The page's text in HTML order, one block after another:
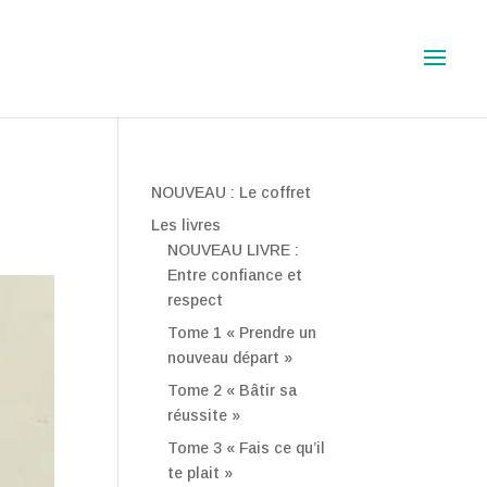
NOUVEAU : Le coffret
Les livres
NOUVEAU LIVRE :
Entre confiance et
respect
Tome 1 « Prendre un
nouveau départ »
Tome 2 « Bâtir sa
réussite »
Tome 3 « Fais ce qu’il
te plait »